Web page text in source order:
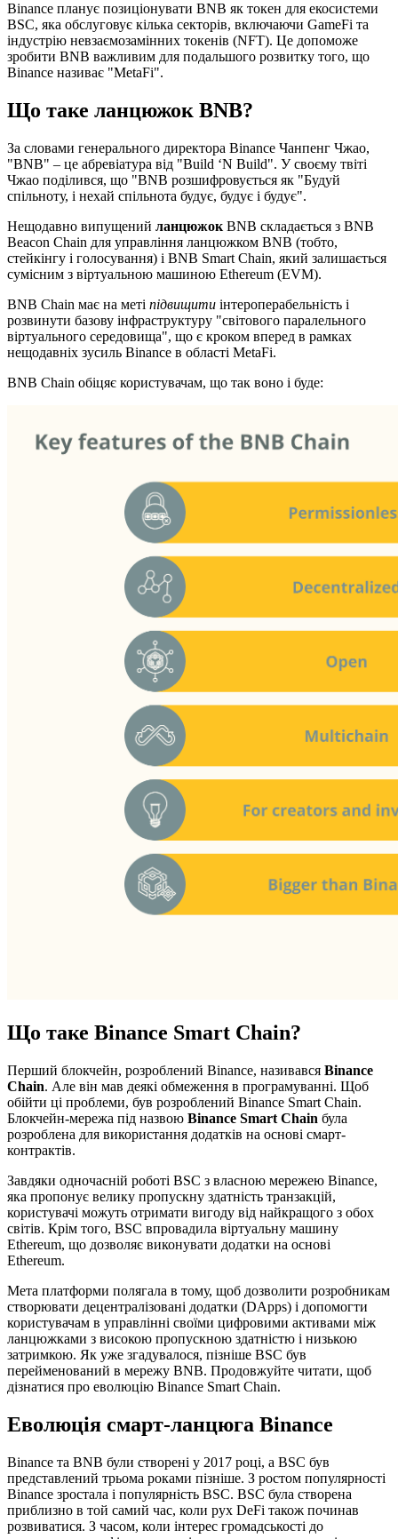
Binance планує позиціонувати BNB як токен для екосистеми
BSC, яка обслуговує кілька секторів, включаючи GameFi та
індустрію невзаємозамінних токенів (NFT). Це допоможе
зробити BNB важливим для подальшого розвитку того, що
Binance називає "MetaFi".
Що таке ланцюжок BNB?
За словами генерального директора Binance Чанпенг Чжао,
"BNB" – це абревіатура від "Build ‘N Build". У своєму твіті
Чжао поділився, що "BNB розшифровується як "Будуй
спільноту, і нехай спільнота будує, будує і будує".
Нещодавно випущений ланцюжок BNB складається з BNB
Beacon Chain для управління ланцюжком BNB (тобто,
стейкінгу і голосування) і BNB Smart Chain, який залишається
сумісним з віртуальною машиною Ethereum (EVM).
BNB Chain має на меті підвищити інтероперабельність і
розвинути базову інфраструктуру "світового паралельного
віртуального середовища", що є кроком вперед в рамках
нещодавніх зусиль Binance в області MetaFi.
BNB Chain обіцяє користувачам, що так воно і буде:
Що таке Binance Smart Chain?
Перший блокчейн, розроблений Binance, називався Binance
Chain. Але він мав деякі обмеження в програмуванні. Щоб
обійти ці проблеми, був розроблений Binance Smart Chain.
Блокчейн-мережа під назвою Binance Smart Chain була
розроблена для використання додатків на основі смарт-
контрактів.
Завдяки одночасній роботі BSC з власною мережею Binance,
яка пропонує велику пропускну здатність транзакцій,
користувачі можуть отримати вигоду від найкращого з обох
світів. Крім того, BSC впровадила віртуальну машину
Ethereum, що дозволяє виконувати додатки на основі
Ethereum.
Мета платформи полягала в тому, щоб дозволити розробникам
створювати децентралізовані додатки (DApps) і допомогти
користувачам в управлінні своїми цифровими активами між
ланцюжками з високою пропускною здатністю і низькою
затримкою. Як уже згадувалося, пізніше BSC був
перейменований в мережу BNB. Продовжуйте читати, щоб
дізнатися про еволюцію Binance Smart Chain.
Еволюція смарт-ланцюга Binance
Binance та BNB були створені у 2017 році, а BSC був
представлений трьома роками пізніше. З ростом популярності
Binance зростала і популярність BSC. BSC була створена
приблизно в той самий час, коли рух DeFi також починав
розвиватися. З часом, коли інтерес громадськості до